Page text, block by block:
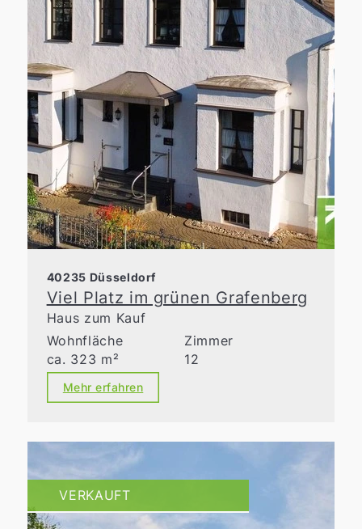
40235 Düsseldorf
Viel Platz im grünen Grafenberg
Haus zum Kauf
Wohnfläche
ca. 323 m²
Zimmer
12
Mehr erfahren
VERKAUFT